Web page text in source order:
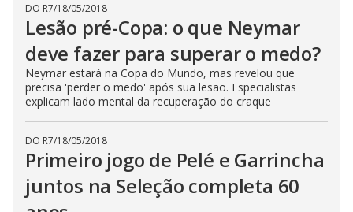
DO R7/18/05/2018
Lesão pré-Copa: o que Neymar
deve fazer para superar o medo?
Neymar estará na Copa do Mundo, mas revelou que
precisa 'perder o medo' após sua lesão. Especialistas
explicam lado mental da recuperação do craque
DO R7/18/05/2018
Primeiro jogo de Pelé e Garrincha
juntos na Seleção completa 60